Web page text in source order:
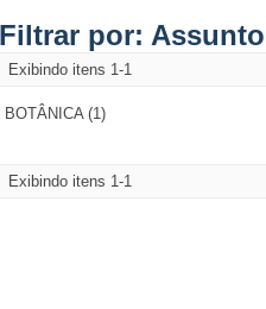
Filtrar por: Assunto
Exibindo itens 1-1
BOTÂNICA (1)
Exibindo itens 1-1